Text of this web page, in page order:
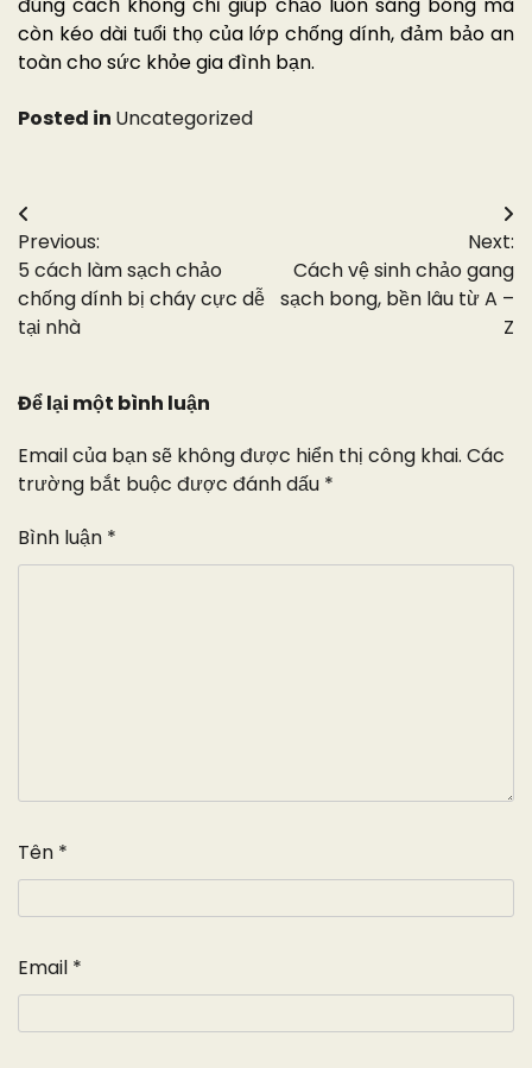
còn kéo dài tuổi thọ của lớp chống dính, đảm bảo an
toàn cho sức khỏe gia đình bạn.
Posted in Uncategorized
Điều
hướng
bài
viết
Previous:
5 cách làm sạch chảo
chống dính bị cháy cực dễ
tại nhà
Next:
Cách vệ sinh chảo gang
sạch bong, bền lâu từ A –
Z
Để lại một bình luận
Email của bạn sẽ không được hiển thị công khai. Các
trường bắt buộc được đánh dấu *
Bình luận *
Tên *
Email *